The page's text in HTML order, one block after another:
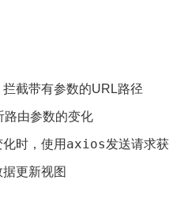
截带有参数的URL路径
路由参数的变化
时，使用 axios发送请求
更新视图